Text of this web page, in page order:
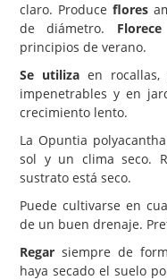
claro. Produce flores
de diámetro. Florece
principios de verano.
Se utiliza en
impenetrables y en
crecimiento lento.
La Opuntia
sol y un clima seco.
sustrato está seco.
Puede cultivarse en
de un buen drenaje.
Regar siempre de
haya secado el suelo